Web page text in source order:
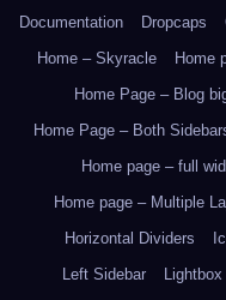
Documentation
Dropcaps
Home – Skyracle
Home
Home Page – Blog
Home Page – Both
Home page – full
Home page – Multiple
Horizontal Dividers
Left Sidebar
Lightbox